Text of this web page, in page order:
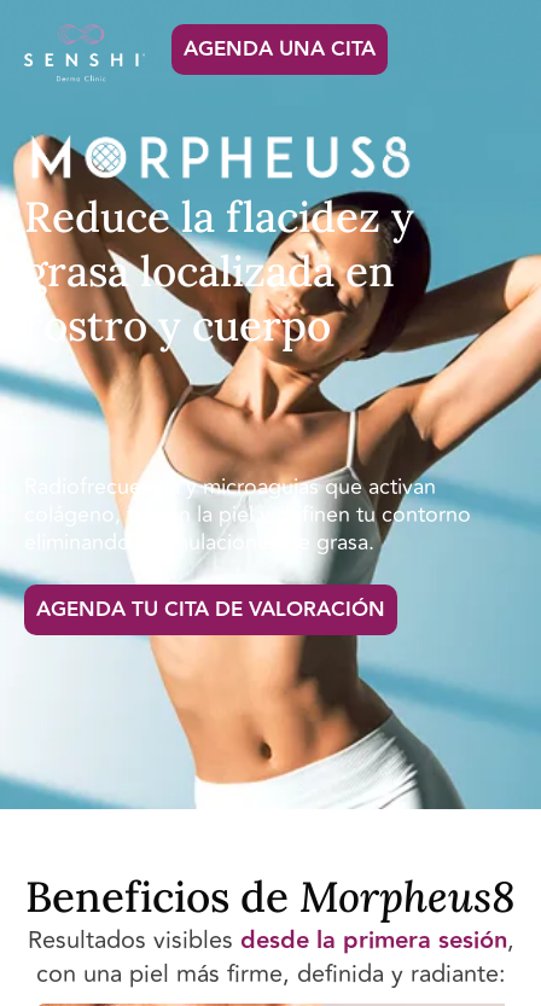
AGENDA UNA CITA
Reduce la flacidez y
grasa localizada en
rostro y cuerpo
Radiofrecuencia y microagujas que activan
colágeno, tensan la piel y definen tu contorno
eliminando acumulaciones de grasa.
AGENDA TU CITA DE VALORACIÓN
Beneficios de Morpheus8
Resultados visibles desde la primera sesión,
con una piel más firme, definida y radiante: